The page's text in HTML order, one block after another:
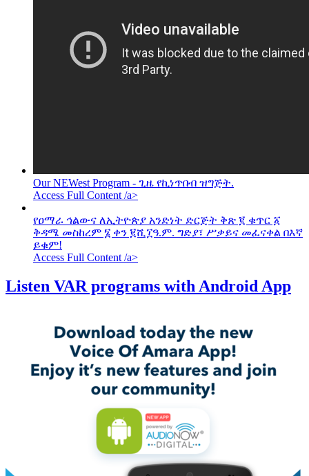
Our NEWest Program - ጊዜ የኪነጥበብ ዝግጅት.
Access Full Content /a>
የዐማራ ኅልውና ለኢትዮጵያ አንድነት ድርጅት ቅጽ ፪ ቁጥር ፩
ቅዳሜ መስከረም ፮ ቀን ፪ሺ፲ዓ.ም. ግድያ፣ ሥቃይና መፈናቀል በእኛ
ይቁም!
Access Full Content /a>
Listen VAR programs with Android App